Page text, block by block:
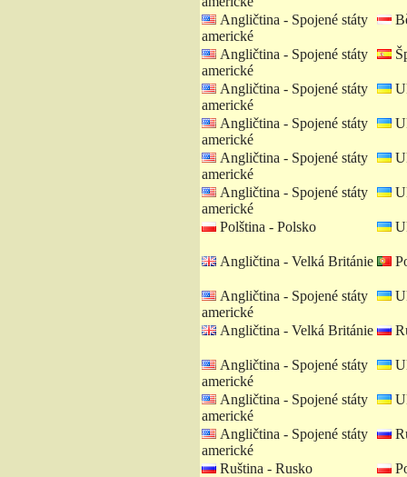
Angličtina - Spojené státy
americké
Angličtina - Spojené státy
americké
Angličtina - Spojené státy
americké
Angličtina - Spojené státy
americké
Angličtina - Spojené státy
americké
Angličtina - Spojené státy
americké
Polština - Polsko
Angličtina - Velká Británie
Angličtina - Spojené státy
americké
Angličtina - Velká Británie
Angličtina - Spojené státy
americké
Angličtina - Spojené státy
americké
Angličtina - Spojené státy
americké
Ruština - Rusko